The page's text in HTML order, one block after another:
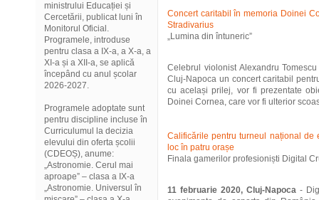
ministrului Educației și
Cercetării, publicat luni în
Monitorul Oficial.
Programele, introduse
pentru clasa a IX-a, a X-a, a
XI-a și a XII-a, se aplică
începând cu anul școlar
2026-2027.
Programele adoptate sunt
pentru discipline incluse în
Curriculumul la decizia
elevului din oferta școlii
(CDEOȘ), anume:
„Astronomie. Cerul mai
aproape” – clasa a IX-a
„Astronomie. Universul în
Concert caritabil în memoria Doinei
Stradivarius
„Lumina din întuneric”
Celebrul violonist Alexandru
Cluj-Napoca un concert caritabil
cu același prilej, vor fi prezentate
Doinei Cornea, care vor fi ulterior
Calificările pentru turneul național de
loc în patru orașe
Finala gamerilor profesioniști Digital
11 februarie 2020, Cluj-Napoca -